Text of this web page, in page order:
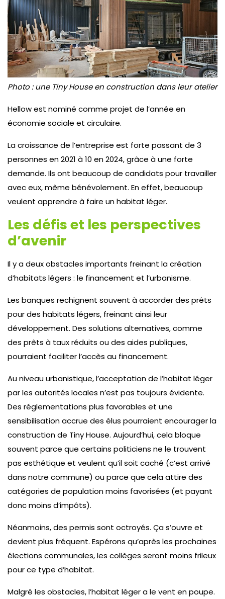
Photo : une Tiny House en construction dans leur atelier
Hellow est nominé comme projet de l’année en
économie sociale et circulaire.
La croissance de l’entreprise est forte passant de 3
personnes en 2021 à 10 en 2024, grâce à une forte
demande. Ils ont beaucoup de candidats pour travailler
avec eux, même bénévolement. En effet, beaucoup
veulent apprendre à faire un habitat léger.
Les défis et les perspectives
d’avenir
Il y a deux obstacles importants freinant la création
d’habitats légers : le financement et l’urbanisme.
Les banques rechignent souvent à accorder des prêts
pour des habitats légers, freinant ainsi leur
développement. Des solutions alternatives, comme
des prêts à taux réduits ou des aides publiques,
pourraient faciliter l’accès au financement.
Au niveau urbanistique, l’acceptation de l’habitat léger
par les autorités locales n’est pas toujours évidente.
Des réglementations plus favorables et une
sensibilisation accrue des élus pourraient encourager la
construction de Tiny House. Aujourd’hui, cela bloque
souvent parce que certains politiciens ne le trouvent
pas esthétique et veulent qu’il soit caché (c’est arrivé
dans notre commune) ou parce que cela attire des
catégories de population moins favorisées (et payant
donc moins d’impôts).
Néanmoins, des permis sont octroyés. Ça s’ouvre et
devient plus fréquent. Espérons qu’après les prochaines
élections communales, les collèges seront moins frileux
pour ce type d’habitat.
Malgré les obstacles, l’habitat léger a le vent en poupe.